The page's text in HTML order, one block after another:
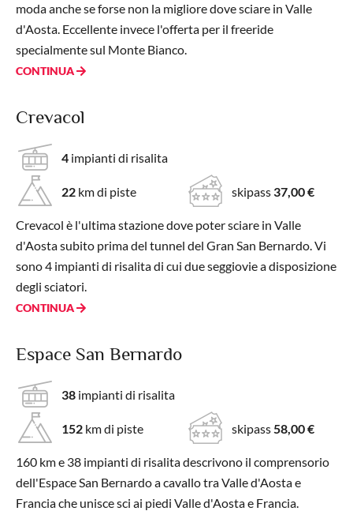
moda anche se forse non la migliore dove sciare in Valle
d'Aosta. Eccellente invece l'offerta per il freeride
specialmente sul Monte Bianco.
CONTINUA
Crevacol
4 impianti di risalita
22 km di piste skipass 37,00 €
Crevacol è l'ultima stazione dove poter sciare in Valle
d'Aosta subito prima del tunnel del Gran San Bernardo. Vi
sono 4 impianti di risalita di cui due seggiovie a disposizione
degli sciatori.
CONTINUA
Espace San Bernardo
38 impianti di risalita
152 km di piste skipass58,00 €
160 km e 38 impianti di risalita descrivono il comprensorio
dell'Espace San Bernardo a cavallo tra Valle d'Aosta e
Francia che unisce sci ai piedi Valle d'Aosta e Francia.